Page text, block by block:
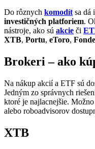
Do rôznych komodít sa dá
investičných platforiem.
nástroje, ako sú akcie či
XTB, Portu, eToro,
Brokeri – ako
Na nákup akcií a ETF sú
Jedným zo správnych
ktoré je najlacnejšie.
alebo roboadvisorov
XTB